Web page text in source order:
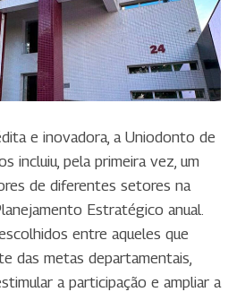
e inovadora, a Uniodonto de
incluiu, pela primeira vez, um
de diferentes setores na
Estratégico anual.
entre aqueles que
das metas departamentais,
a participação e ampliar a